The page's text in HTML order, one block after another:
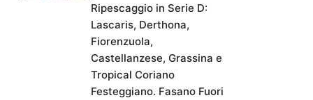
Ripescaggio in Serie D:
Lascaris, Derthona,
Fiorenzuola,
Castellanzese, Grassina e
Tropical Coriano
Festeggiano. Fasano Fuori